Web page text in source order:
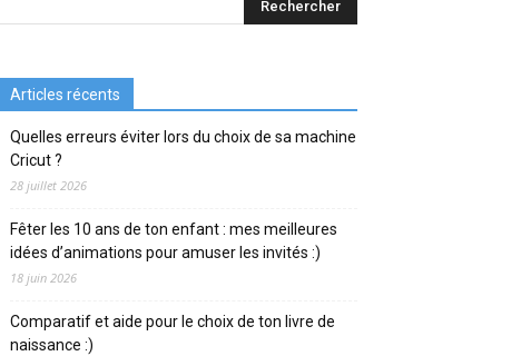
Articles récents
Quelles erreurs éviter lors du choix de sa machine
Cricut ?
28 juillet 2026
Fêter les 10 ans de ton enfant : mes meilleures
idées d’animations pour amuser les invités :)
18 juin 2026
Comparatif et aide pour le choix de ton livre de
naissance :)